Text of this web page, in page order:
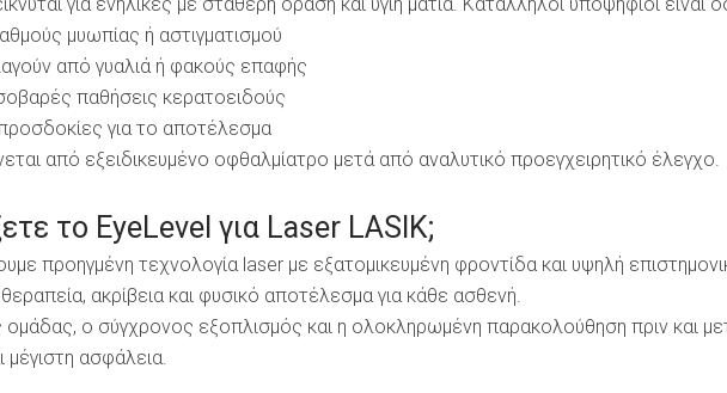
μυωπίας ή αστιγματισμού
από γυαλιά ή φακούς επαφής
παθήσεις κερατοειδούς
για το αποτέλεσμα
από εξειδικευμένο οφθαλμίατρο μετά από αναλυτικό προεγχειρητικό έλεγχο.
το EyeLevel για Laser LASIK;
προηγμένη τεχνολογία laser με εξατομικευμένη φροντίδα και υψηλή
ακρίβεια και φυσικό αποτέλεσμα για κάθε ασθενή.
ομάδας, ο σύγχρονος εξοπλισμός και η ολοκληρωμένη παρακολούθηση πριν και
ασφάλεια.